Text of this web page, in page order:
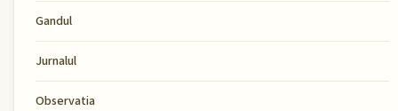
Gandul
Jurnalul
Observatia